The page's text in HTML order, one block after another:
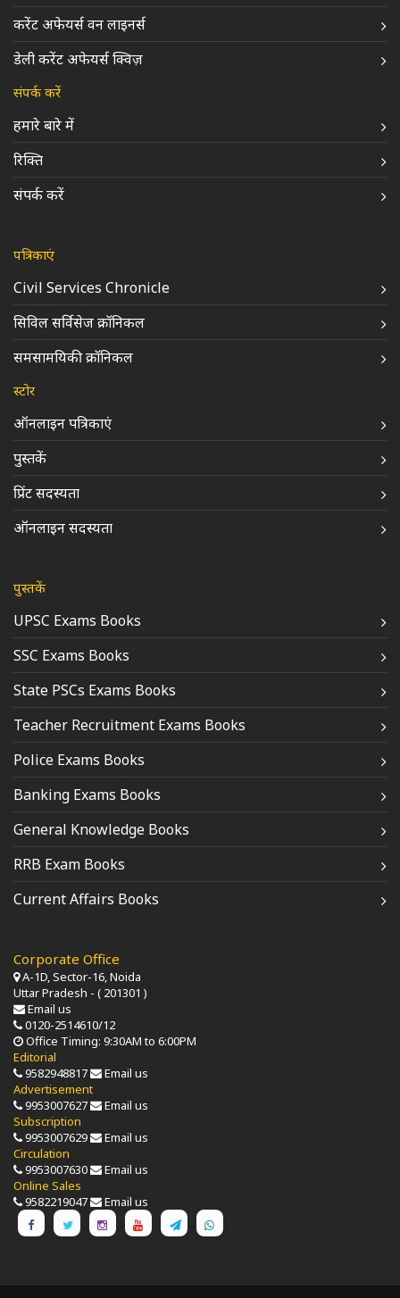
करेंट अफेयर्स वन लाइनर्स
डेली करेंट अफेयर्स क्विज़
संपर्क करें
हमारे बारे में
रिक्ति
संपर्क करें
पत्रिकाएं
Civil Services Chronicle
सिविल सर्विसेज क्रॉनिकल
समसामयिकी क्रॉनिकल
स्टोर
ऑनलाइन पत्रिकाएं
पुस्तकें
प्रिंट सदस्यता
ऑनलाइन सदस्यता
पुस्तकें
UPSC Exams Books
SSC Exams Books
State PSCs Exams Books
Teacher Recruitment Exams Books
Police Exams Books
Banking Exams Books
General Knowledge Books
RRB Exam Books
Current Affairs Books
Corporate Office
A-1D, Sector-16, Noida
Uttar Pradesh - ( 201301 )
Email us
0120-2514610/12
Office Timing: 9:30AM to 6:00PM
Editorial
9582948817
Email us
Advertisement
9953007627
Email us
Subscription
9953007629
Email us
Circulation
9953007630
Email us
Online Sales
9582219047
Email us